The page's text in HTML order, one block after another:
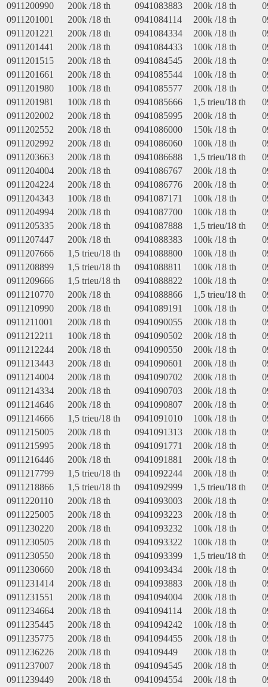
0911200990
200k /18 th 0941083883 200k /18 th
0911201001
200k /18 th 0941084114 200k /18 th
0911201221
200k /18 th 0941084334 200k /18 th
0911201441
200k /18 th 0941084433 100k /18 th
0911201515
200k /18 th 0941084545 200k /18 th
0911201661
200k /18 th 0941085544 100k /18 th
0911201980
100k /18 th 0941085577 200k /18 th
0911201981
100k /18 th 0941085666 1,5 trieu/18 th
0911202002
200k /18 th 0941085995 200k /18 th
0911202552
200k /18 th 0941086000 150k /18 th
0911202992
200k /18 th 0941086060 100k /18 th
0911203663
200k /18 th 0941086688 1,5 trieu/18 th
0911204004
200k /18 th 0941086767 200k /18 th
0911204224
200k /18 th 0941086776 200k /18 th
0911204343
100k /18 th 0941087171 100k /18 th
0911204994
200k /18 th 0941087700 100k /18 th
0911205335
200k /18 th 0941087888 1,5 trieu/18 th
0911207447
200k /18 th 0941088383 100k /18 th
0911207666
1,5 trieu/18 th 0941088800 100k /18 th
0911208899
1,5 trieu/18 th 0941088811 100k /18 th
0911209666
1,5 trieu/18 th 0941088822 100k /18 th
0911210770
200k /18 th 0941088866 1,5 trieu/18 th
0911210990
200k /18 th 0941089191 100k /18 th
0911211001
200k /18 th 0941090055 200k /18 th
0911212211
100k /18 th 0941090502 200k /18 th
0911212244
200k /18 th 0941090550 200k /18 th
0911213443
200k /18 th 0941090601 200k /18 th
0911214004
200k /18 th 0941090702 200k /18 th
0911214334
200k /18 th 0941090703 200k /18 th
0911214646
200k /18 th 0941090807 200k /18 th
0911214666
1,5 trieu/18 th 0941091010 100k /18 th
0911215005
200k /18 th 0941091313 200k /18 th
0911215995
200k /18 th 0941091771 200k /18 th
0911216446
200k /18 th 0941091881 200k /18 th
0911217799
1,5 trieu/18 th 0941092244 200k /18 th
0911218866
1,5 trieu/18 th 0941092999 1,5 trieu/18 th
0911220110
200k /18 th 0941093003 200k /18 th
0911225005
200k /18 th 0941093223 200k /18 th
0911230220
200k /18 th 0941093232 100k /18 th
0911230505
200k /18 th 0941093322 100k /18 th
0911230550
200k /18 th 0941093399 1,5 trieu/18 th
0911230660
200k /18 th 0941093434 200k /18 th
0911231414
200k /18 th 0941093883 200k /18 th
0911231551
200k /18 th 0941094004 200k /18 th
0911234664
200k /18 th 0941094114 200k /18 th
0911235445
200k /18 th 0941094242 100k /18 th
0911235775
200k /18 th 0941094455 200k /18 th
0911236226
200k /18 th 094109449 200k /18 th
0911237007
200k /18 th 0941094545 200k /18 th
0911239449
200k /18 th 0941094554 200k /18 th